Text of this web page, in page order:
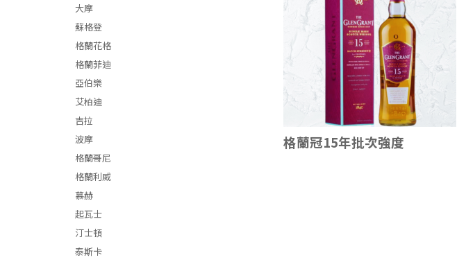
大摩
蘇格登
格蘭花格
格蘭菲迪
亞伯樂
艾柏迪
吉拉
波摩
格蘭哥尼
格蘭利威
慕赫
起瓦士
汀士頓
泰斯卡
格蘭冠15年批次強度